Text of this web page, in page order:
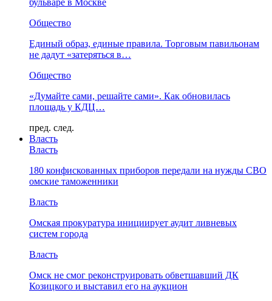
бульваре в Москве
Общество
Единый образ, единые правила. Торговым павильонам
не дадут «затеряться в…
Общество
«Думайте сами, решайте сами». Как обновилась
площадь у КДЦ…
пред. след.
Власть
Власть
180 конфискованных приборов передали на нужды СВО
омские таможенники
Власть
Омская прокуратура инициирует аудит ливневых
систем города
Власть
Омск не смог реконструировать обветшавший ДК
Козицкого и выставил его на аукцион